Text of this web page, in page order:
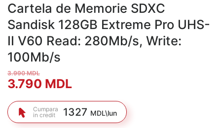
Cartela de Memorie SDXC
Sandisk 128GB Extreme Pro UHS-
II V60 Read: 280Mb/s, Write:
100Mb/s
3.990MDL
Prețul
inițial
a
3.790 MDLPrețul
curent
este:
Cumpara
in credit
1327 MDL\lun